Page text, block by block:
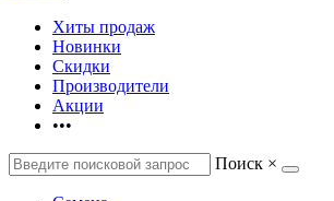
Хиты продаж
Новинки
Скидки
Производители
Акции
•••
Поиск ×